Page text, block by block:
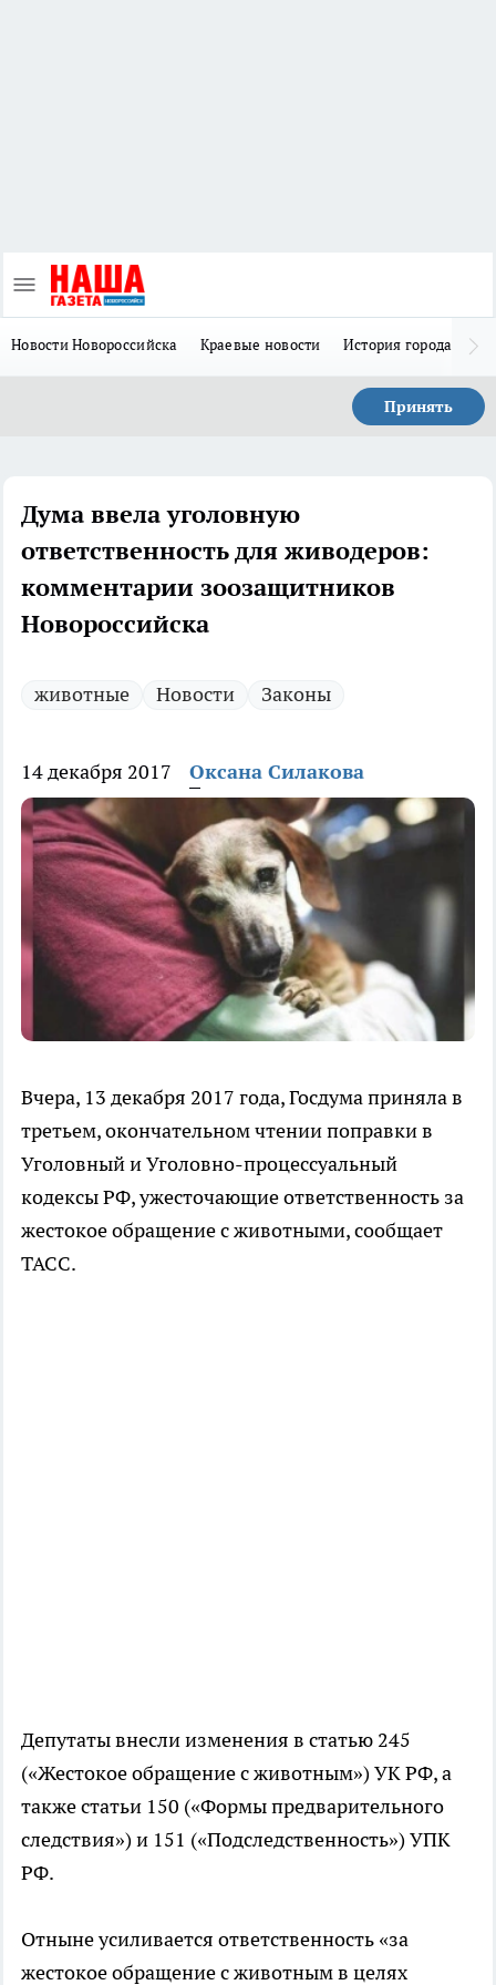
Новости Новороссийска Краевые новости История города Н
Принять
Дума ввела уголовную
ответственность для живодеров:
комментарии зоозащитников
Новороссийска
животные Новости Законы
14 декабря 2017 Оксана Силакова
Вчера, 13 декабря 2017 года, Госдума приняла в
третьем, окончательном чтении поправки в
Уголовный и Уголовно-процессуальный
кодексы РФ, ужесточающие ответственность за
жестокое обращение с животными, сообщает
ТАСС.
Депутаты внесли изменения в статью 245
(«Жестокое обращение с животным») УК РФ, а
также статьи 150 («Формы предварительного
следствия») и 151 («Подследственность») УПК
РФ.
Отныне усиливается ответственность «за
жестокое обращение с животным в целях